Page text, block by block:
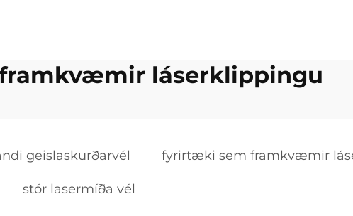
láserklippingu
geislaskurðarvél fyrirtæki sem framkvæmir
stór lasermíða vél